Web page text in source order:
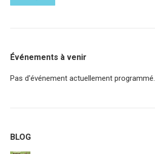
Événements à venir
Pas d'événement actuellement programmé.
BLOG